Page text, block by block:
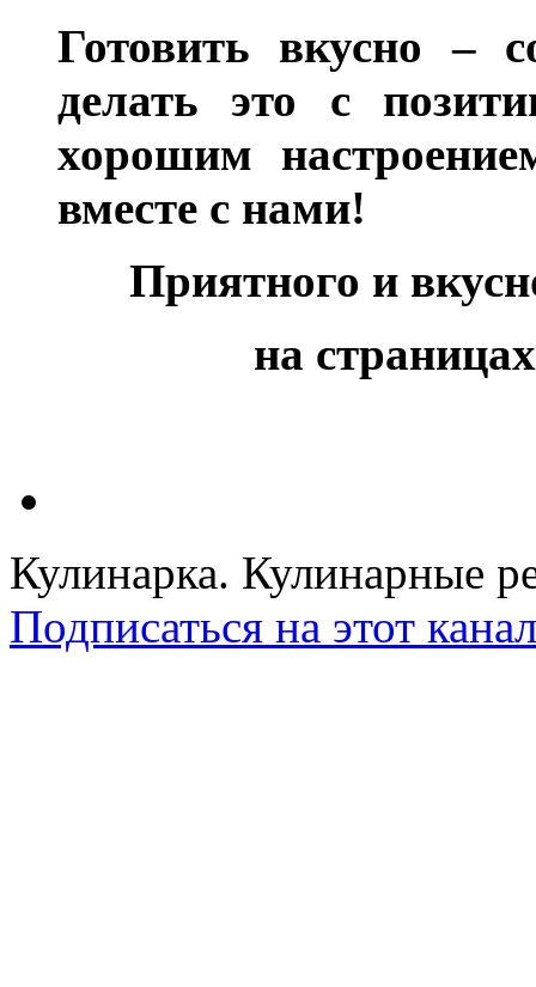
Готовить вкусно –
делать это с
хорошим
вместе с нами!
Приятного и
на
Кулинарка. Кулинарные
Подписаться на этот